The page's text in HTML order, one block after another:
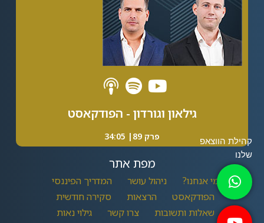
גילאון וגורדון - הפודקאסט
פרק 89| 34:05
מפת אתר
מי אנחנו? ניהול עושר
המדריך הפיננסי
הפודקאסט
הרצאות
סקירה חודשית
שאלות ותשובות
צרו קשר
גילוי נאות